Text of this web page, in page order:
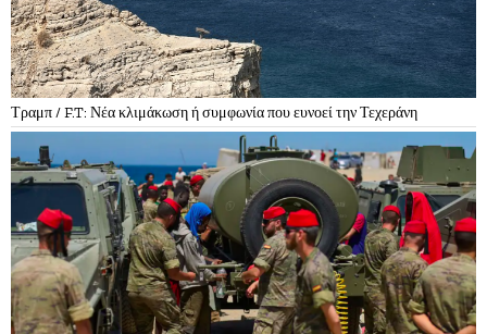
Τραμπ / F.T: Νέα κλιμάκωση ή συμφωνία που ευνοεί την Τεχεράνη